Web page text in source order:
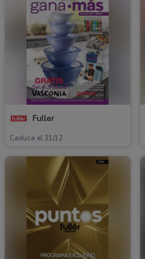
Fuller
Caduca el 31/12